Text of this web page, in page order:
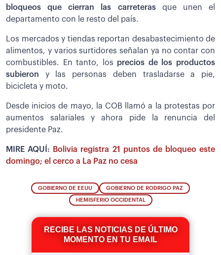
bloqueos que cierran las carreterasque unen el
departamento con le resto del país.
Los mercados y tiendas reportan desabastecimiento de
alimentos, y varios surtidores señalan ya no contar con
combustibles. En tanto, los precios de los productos
subieron y las personas deben trasladarse a pie,
bicicleta y moto.
Desde inicios de mayo, la COB llamó a la protestas por
aumentos salariales y ahora pide la renuncia del
presidente Paz.
MIRE AQUÍ:
Bolivia registra 21 puntos de bloqueo este
domingo; el cerco a La Paz no cesa
GOBIERNO DE EEUU GOBIERNO DE RODRIGO PAZ
HEMISFERIO OCCIDENTAL
RECIBE LAS NOTICIAS DE ÚLTIMO
MOMENTO EN TU EMAIL